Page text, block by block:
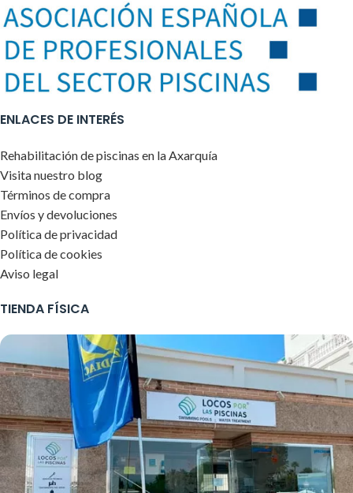
ENLACES DE INTERÉS
Rehabilitación de piscinas en la Axarquía
Visita nuestro blog
Términos de compra
Envíos y devoluciones
Política de privacidad
Política de cookies
Aviso legal
TIENDA FÍSICA